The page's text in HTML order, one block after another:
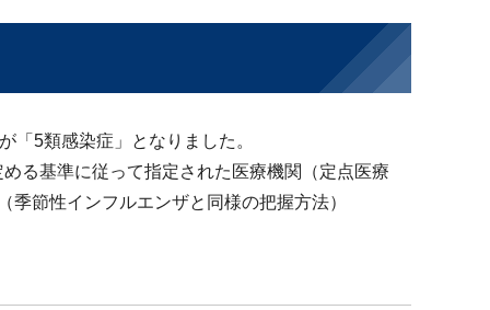
「5類感染症」となりました。
る基準に従って指定された医療機関（定点医療
節性インフルエンザと同様の把握方法）